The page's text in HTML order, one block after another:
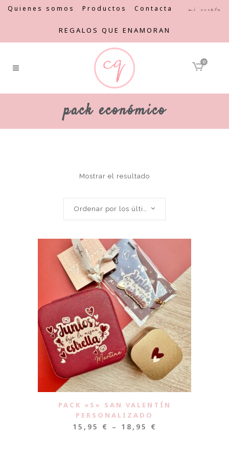
Quienes somos Productos Contacta Mi cuenta
REGALOS QUE ENAMORAN
0
pack económico
Mostrar el resultado
Ordenar por los últimos
PACK «S» SAN VALENTÍN
PERSONALIZADO
15,95 € – 18,95 €